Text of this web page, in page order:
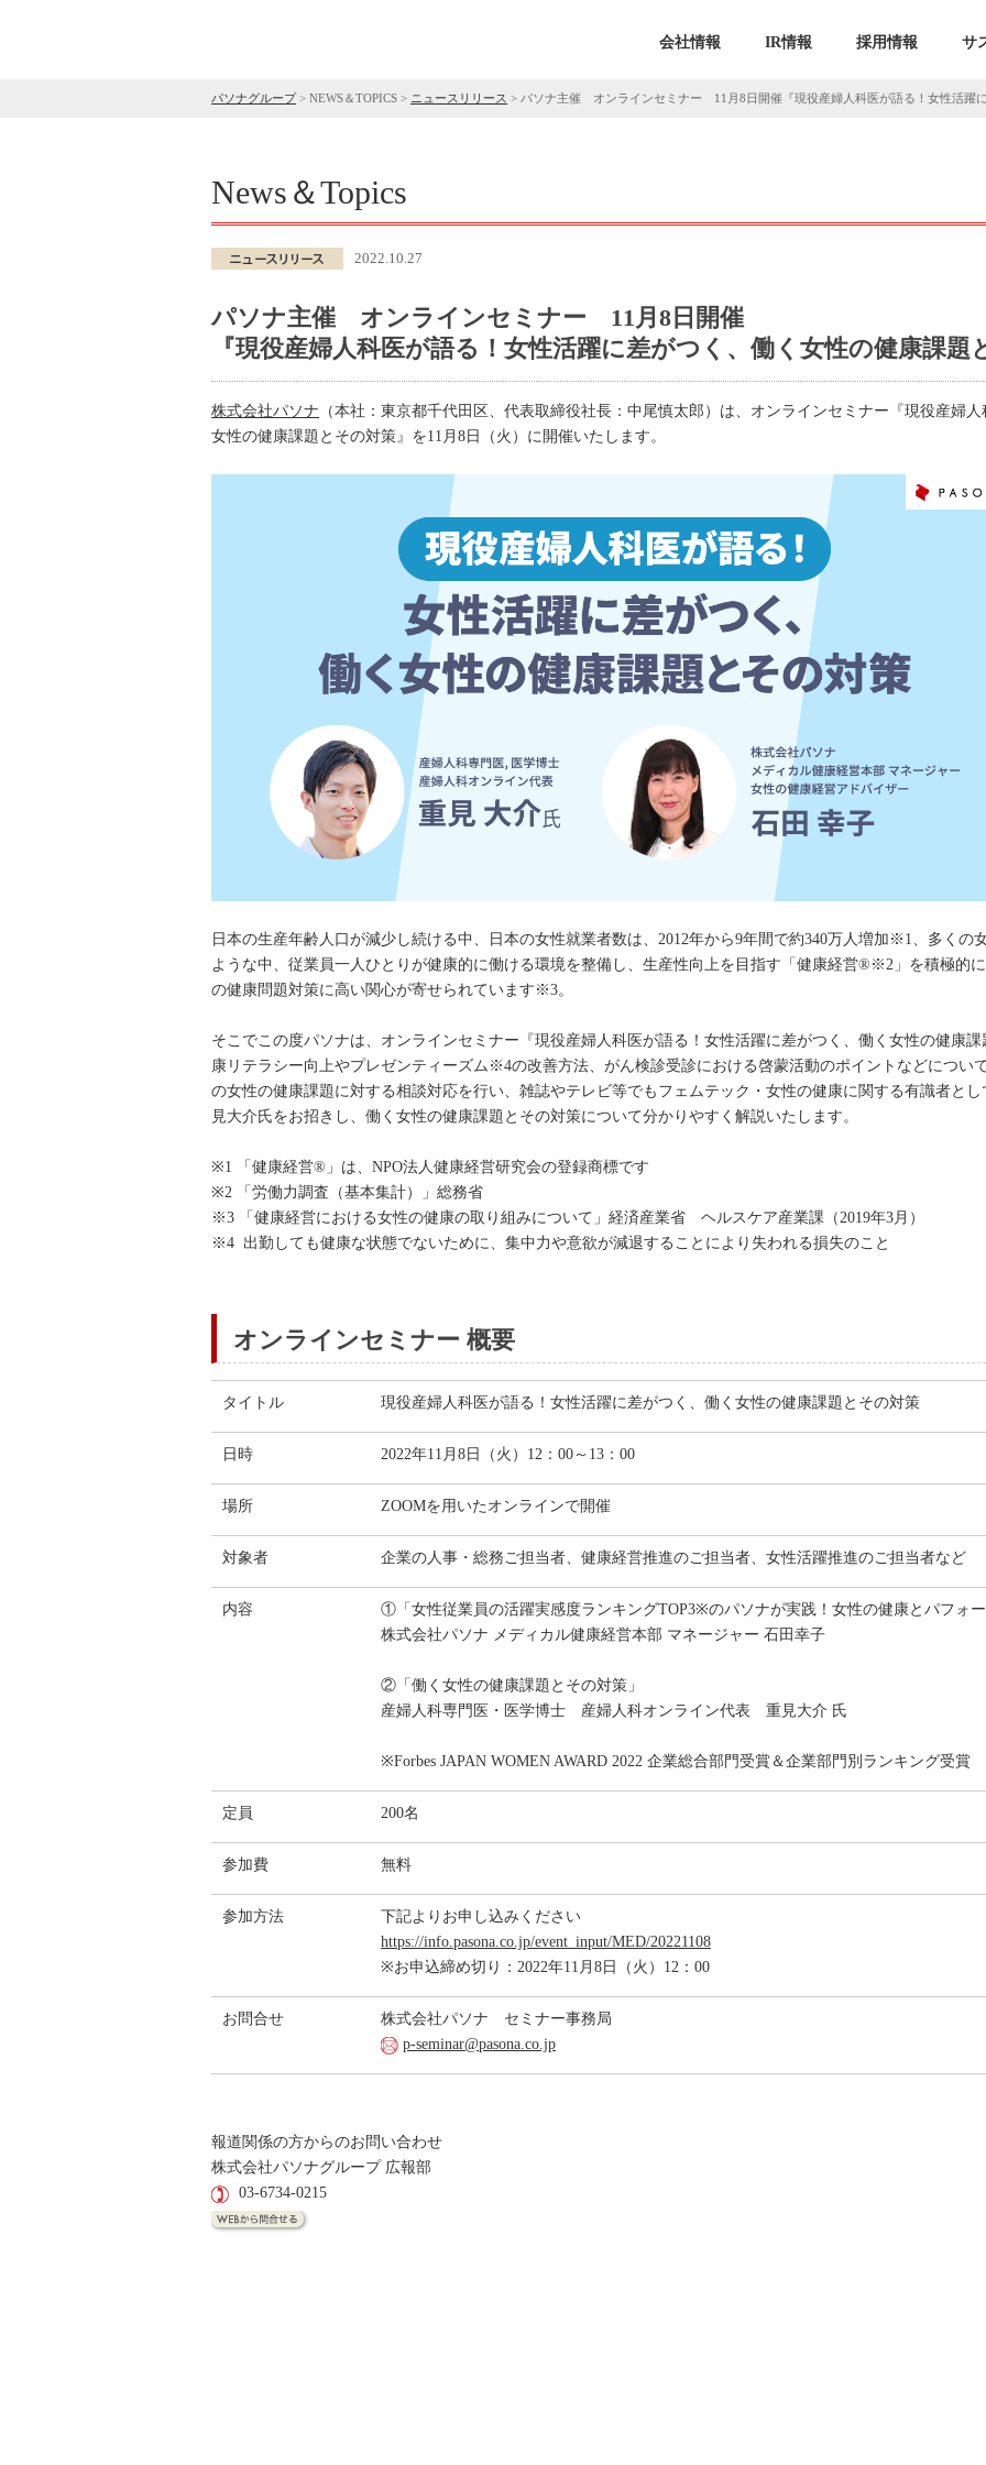
会社情報 IR情報 採用情報 サ
パソナグループ> NEWS＆TOPICS > ニュースリリース > パソナ主催 オンラインセミナー 11月8日開催『現役産婦人科医が語る！女性活躍に
News＆Topics
2022.10.27
パソナ主催 オンラインセミナー 11月8日開催
『現役産婦人科医が語る！女性活躍に差がつく、働く女性の健康課題
株式会社パソナ （本社：東京都千代田区、代表取締役社長：中尾慎太郎）は、オンラインセミナー『現役産婦
女性の健康課題とその対策』を11月8日（火）に開催いたします。
日本の生産年齢人口が減少し続ける中、日本の女性就業者数は、2012年から9年間で約340万人増加※1、多くの
ような中、従業員一人ひとりが健康的に働ける環境を整備し、生産性向上を目指す「健康経営®※2」を積極的
の健康問題対策に高い関心が寄せられています※3。
そこでこの度パソナは、オンラインセミナー『現役産婦人科医が語る！女性活躍に差がつく、働く女性の健康
康リテラシー向上やプレゼンティーズム※4の改善方法、がん検診受診における啓蒙活動のポイントなどについ
の女性の健康課題に対する相談対応を行い、雑誌やテレビ等でもフェムテック・女性の健康に関する有識者と
見大介氏をお招きし、働く女性の健康課題とその対策について分かりやすく解説いたします。
※1 「健康経営®」は、NPO法人健康経営研究会の登録商標です
※2 「労働力調査（基本集計）」総務省
※3 「健康経営における女性の健康の取り組みについて」経済産業省 ヘルスケア産業課（2019年3月）
※4 出勤しても健康な状態でないために、集中力や意欲が減退することにより失われる損失のこと
オンラインセミナー 概要
タイトル 現役産婦人科医が語る！女性活躍に差がつく、働く女性の健康課題とその対策
日時 2022年11月8日（火）12：00～13：00
場所 ZOOMを用いたオンラインで開催
対象者 企業の人事・総務ご担当者、健康経営推進のご担当者、女性活躍推進のご担当者など
内容
①「女性従業員の活躍実感度ランキングTOP3※のパソナが実践！女性の健康とパフォー
株式会社パソナ メディカル健康経営本部 マネージャー 石田幸子
②「働く女性の健康課題とその対策」
産婦人科専門医・医学博士 産婦人科オンライン代表 重見大介 氏
※Forbes JAPAN WOMEN AWARD 2022 企業総合部門受賞＆企業部門別ランキング受賞
定員 200名
参加費 無料
参加方法
下記よりお申し込みください
https://info.pasona.co.jp/event_input/MED/20221108
※お申込締め切り：2022年11月8日（火）12：00
お問合せ
株式会社パソナ セミナー事務局
p-seminar@pasona.co.jp
報道関係の方からのお問い合わせ
株式会社パソナグループ 広報部
03-6734-0215